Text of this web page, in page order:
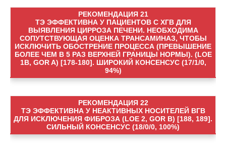
РЕКОМЕНДАЦИЯ 21
TЭ ЭФФЕКТИВНА У ПАЦИЕНТОВ С ХГВ ДЛЯ
ВЫЯВЛЕНИЯ ЦИРРОЗА ПЕЧЕНИ. НЕОБХОДИМА
СОПУТСТВУЮЩАЯ ОЦЕНКА ТРАНСАМИНАЗ, ЧТОБЫ
ИСКЛЮЧИТЬ ОБОСТРЕНИЕ ПРОЦЕССА (ПРЕВЫШЕНИЕ
БОЛЕЕ ЧЕМ В 5 РАЗ ВЕРХНЕЙ ГРАНИЦЫ НОРМЫ). (LOE
1B, GOR A) [178-180]. ШИРОКИЙ КОНСЕНСУС (17/1/0,
94%)
РЕКОМЕНДАЦИЯ 22
TЭ ЭФФЕКТИВНА У НЕАКТИВНЫХ НОСИТЕЛЕЙ ВГВ
ДЛЯ ИСКЛЮЧЕНИЯ ФИБРОЗА (LOE 2, GOR B) [188, 189].
СИЛЬНЫЙ КОНСЕНСУС (18/0/0, 100%)